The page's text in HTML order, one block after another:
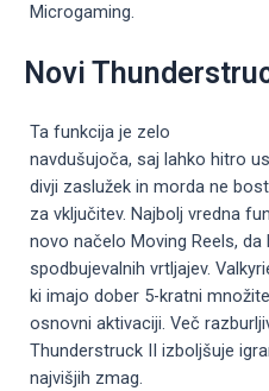
Microgaming.
Novi
Ta funkcija je zelo
navdušujoča, saj lahko hitro
divji zaslužek in morda ne
za vključitev. Najbolj vredna
novo načelo Moving Reels,
spodbujevalnih vrtljajev.
ki imajo dober 5-kratni
osnovni aktivaciji. Več
Thunderstruck II izboljšuje
najvišjih zmag.